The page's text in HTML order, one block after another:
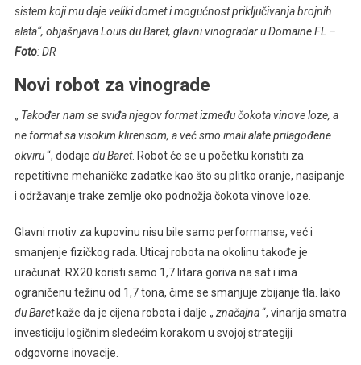
sistem koji mu daje veliki domet i mogućnost priključivanja brojnih
alata“, objašnjava Louis du Baret, glavni vinogradar u Domaine FL –
Foto: DR
Novi robot za vinograde
„ Također nam se sviđa njegov format između čokota vinove loze, a
ne format sa visokim klirensom, a već smo imali alate prilagođene
okviru“, dodaje du Baret. Robot će se u početku koristiti za
repetitivne mehaničke zadatke kao što su plitko oranje, nasipanje
i održavanje trake zemlje oko podnožja čokota vinove loze.
Glavni motiv za kupovinu nisu bile samo performanse, već i
smanjenje fizičkog rada. Uticaj robota na okolinu takođe je
uračunat. RX20 koristi samo 1,7 litara goriva na sat i ima
ograničenu težinu od 1,7 tona, čime se smanjuje zbijanje tla. Iako
du Baretkaže da je cijena robota i dalje „ značajna“, vinarija smatra
investiciju logičnim sledećim korakom u svojoj strategiji
odgovorne inovacije.